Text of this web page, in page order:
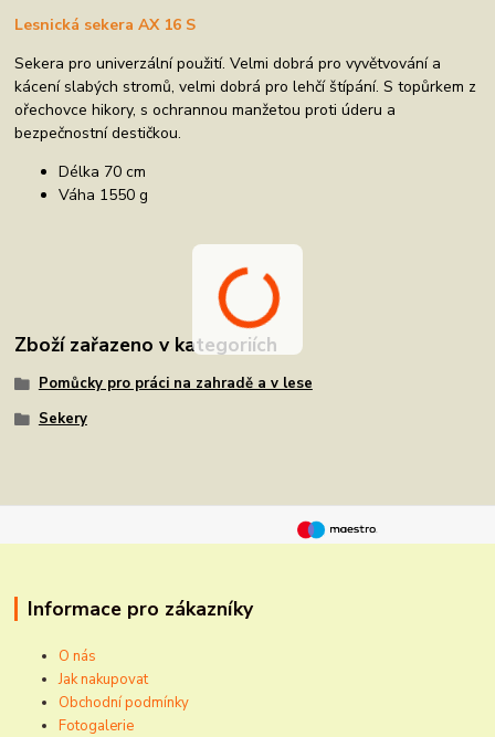
Lesnická sekera AX 16 S
Sekera pro univerzální použití. Velmi dobrá pro vyvětvování a
kácení slabých stromů, velmi dobrá pro lehčí štípání. S topůrkem z
ořechovce hikory, s ochrannou manžetou proti úderu a
bezpečnostní destičkou.
Délka 70 cm
Váha 1550 g
Zboží zařazeno v kategoriích
Pomůcky pro práci na zahradě a v lese
Sekery
Informace pro zákazníky
O nás
Jak nakupovat
Obchodní podmínky
Fotogalerie